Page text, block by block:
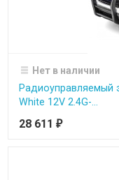
Нет в наличии
Радиоуправляемый
White 12V 2.4G-...
28 611 ₽